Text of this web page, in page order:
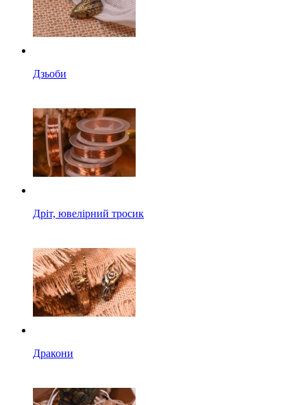
Дзьоби
Дріт, ювелірний тросик
Дракони